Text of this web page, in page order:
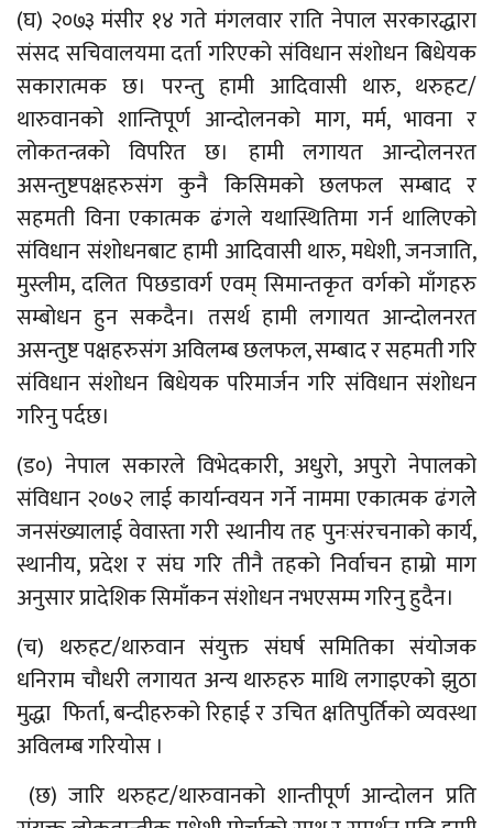
(घ) २०७३ मंसीर १४ गते मंगलवार राति नेपाल सरकारद्धारा
संसद सचिवालयमा दर्ता गरिएको संविधान संशोधन बिधेयक
सकारात्मक छ। परन्तु हामी आदिवासी थारु, थरुहट/
थारुवानको शान्तिपूर्ण आन्दोलनको माग, मर्म, भावना र
लोकतन्त्रको विपरित छ। हामी लगायत आन्दोलनरत
असन्तुष्टपक्षहरुसंग कुनै किसिमको छलफल सम्बाद र
सहमती विना एकात्मक ढंगले यथास्थितिमा गर्न थालिएको
संविधान संशोधनबाट हामी आदिवासी थारु, मधेशी, जनजाति,
मुस्लीम, दलित पिछडावर्ग एवम् सिमान्तकृत वर्गको माँगहरु
सम्बोधन हुन सकदैन। तसर्थ हामी लगायत आन्दोलनरत
असन्तुष्ट पक्षहरुसंग अविलम्ब छलफल, सम्बाद र सहमती गरि
संविधान संशोधन बिधेयक परिमार्जन गरि संविधान संशोधन
गरिनु पर्दछ।
(ड०) नेपाल सकारले विभेदकारी, अधुरो, अपुरो नेपालको
संविधान २०७२ लाई कार्यान्वयन गर्ने नाममा एकात्मक ढंगलेे
जनसंख्यालाई वेवास्ता गरी स्थानीय तह पुनःसंरचनाको कार्य,
स्थानीय, प्रदेश र संघ गरि तीनै तहको निर्वाचन हाम्रो माग
अनुसार प्रादेशिक सिमाँकन संशोधन नभएसम्म गरिनु हुदैन।
(च) थरुहट/थारुवान संयुक्त संघर्ष समितिका संयोजक
धनिराम चौधरी लगायत अन्य थारुहरु माथि लगाइएको झुठा
मुद्धा फिर्ता, बन्दीहरुको रिहाई र उचित क्षतिपुर्तिको व्यवस्था
अविलम्ब गरियोस ।
(छ) जारि थरुहट/थारुवानको शान्तीपूर्ण आन्दोलन प्रति